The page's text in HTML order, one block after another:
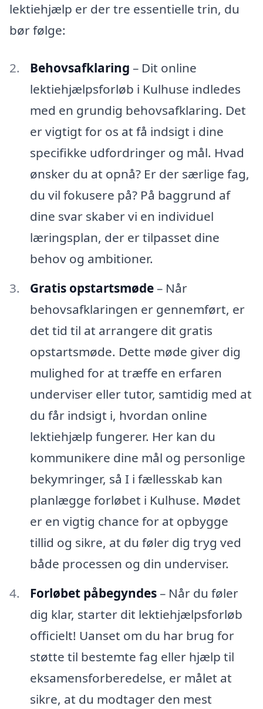
lektiehjælp er der tre essentielle trin, du
bør følge:
Behovsafklaring – Dit online
lektiehjælpsforløb i Kulhuse indledes
med en grundig behovsafklaring. Det
er vigtigt for os at få indsigt i dine
specifikke udfordringer og mål. Hvad
ønsker du at opnå? Er der særlige fag,
du vil fokusere på? På baggrund af
dine svar skaber vi en individuel
læringsplan, der er tilpasset dine
behov og ambitioner.
Gratis opstartsmøde– Når
behovsafklaringen er gennemført, er
det tid til at arrangere dit gratis
opstartsmøde. Dette møde giver dig
mulighed for at træffe en erfaren
underviser eller tutor, samtidig med at
du får indsigt i, hvordan online
lektiehjælp fungerer. Her kan du
kommunikere dine mål og personlige
bekymringer, så I i fællesskab kan
planlægge forløbet i Kulhuse. Mødet
er en vigtig chance for at opbygge
tillid og sikre, at du føler dig tryg ved
både processen og din underviser.
Forløbet påbegyndes– Når du føler
dig klar, starter dit lektiehjælpsforløb
officielt! Uanset om du har brug for
støtte til bestemte fag eller hjælp til
eksamensforberedelse, er målet at
sikre, at du modtager den mest